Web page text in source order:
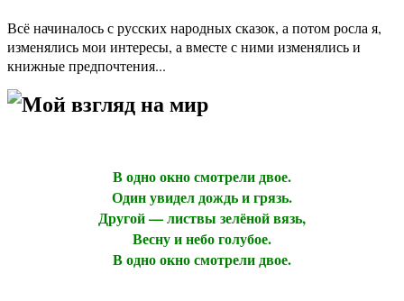
Всё начиналось с русских народных сказок, а потом росла я,
изменялись мои интересы, а вместе с ними изменялись и
книжные предпочтения...
Мой взгляд на мир
В одно окно смотрели двое.
Один увидел дождь и грязь.
Другой — листвы зелёной вязь,
Весну и небо голубое.
В одно окно смотрели двое.